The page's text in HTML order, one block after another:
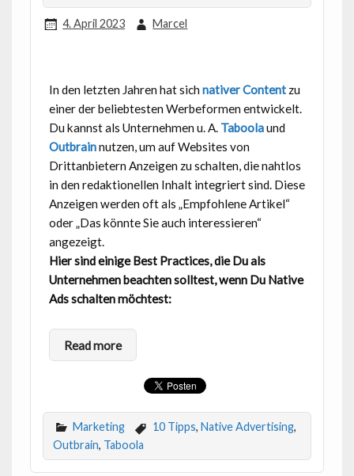
4. April 2023 Marcel
In den letzten Jahren hat sich nativer Content zu
einer der beliebtesten Werbeformen entwickelt.
Du kannst als Unternehmen u. A. Taboolaund
Outbrainnutzen, um auf Websites von
Drittanbietern Anzeigen zu schalten, die nahtlos
in den redaktionellen Inhalt integriert sind. Diese
Anzeigen werden oft als „Empfohlene Artikel“
oder „Das könnte Sie auch interessieren“
angezeigt.
Hier sind einige Best Practices, die Du als
Unternehmen beachten solltest, wenn Du Native
Ads schalten möchtest:
Read more
Marketing 10 Tipps, Native Advertising,
Outbrain, Taboola